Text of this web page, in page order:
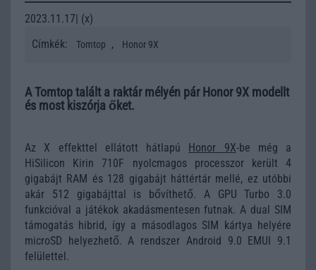
2023.11.17| (x)
Címkék:
Tomtop , Honor 9X
A Tomtop talált a raktár mélyén pár Honor 9X modellt
és most kiszórja őket.
Az X effekttel ellátott hátlapú Honor 9X-be még a
HiSilicon Kirin 710F nyolcmagos processzor került 4
gigabájt RAM és 128 gigabájt háttértár mellé, ez utóbbi
akár 512 gigabájttal is bővíthető. A GPU Turbo 3.0
funkcióval a játékok akadásmentesen futnak. A dual SIM
támogatás hibrid, így a másodlagos SIM kártya helyére
microSD helyezhető. A rendszer Android 9.0 EMUI 9.1
felülettel.